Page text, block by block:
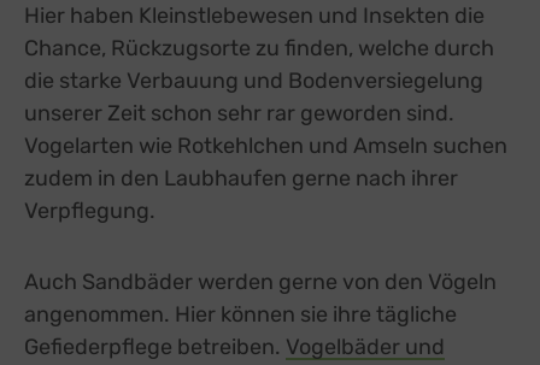
Hier haben Kleinstlebewesen und Insekten die
Chance, Rückzugsorte zu finden, welche durch
die starke Verbauung und Bodenversiegelung
unserer Zeit schon sehr rar geworden sind.
Vogelarten wie Rotkehlchen und Amseln suchen
zudem in den Laubhaufen gerne nach ihrer
Verpflegung.
Auch Sandbäder werden gerne von den Vögeln
angenommen. Hier können sie ihre tägliche
Gefiederpflege betreiben. Vogelbäder und